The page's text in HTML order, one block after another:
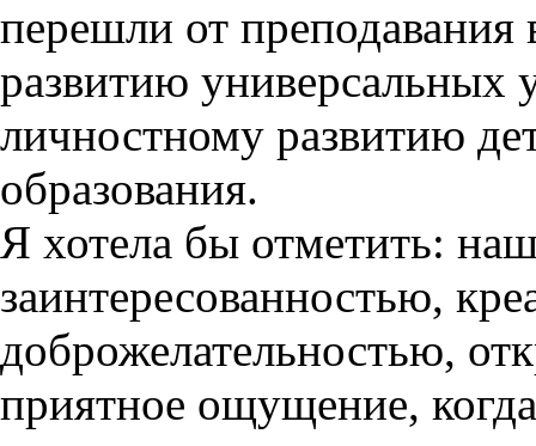
перешли от преподавания
развитию универсальных
личностному развитию
образования.
Я хотела бы отметить:
заинтересованностью,
доброжелательностью,
приятное ощущение,